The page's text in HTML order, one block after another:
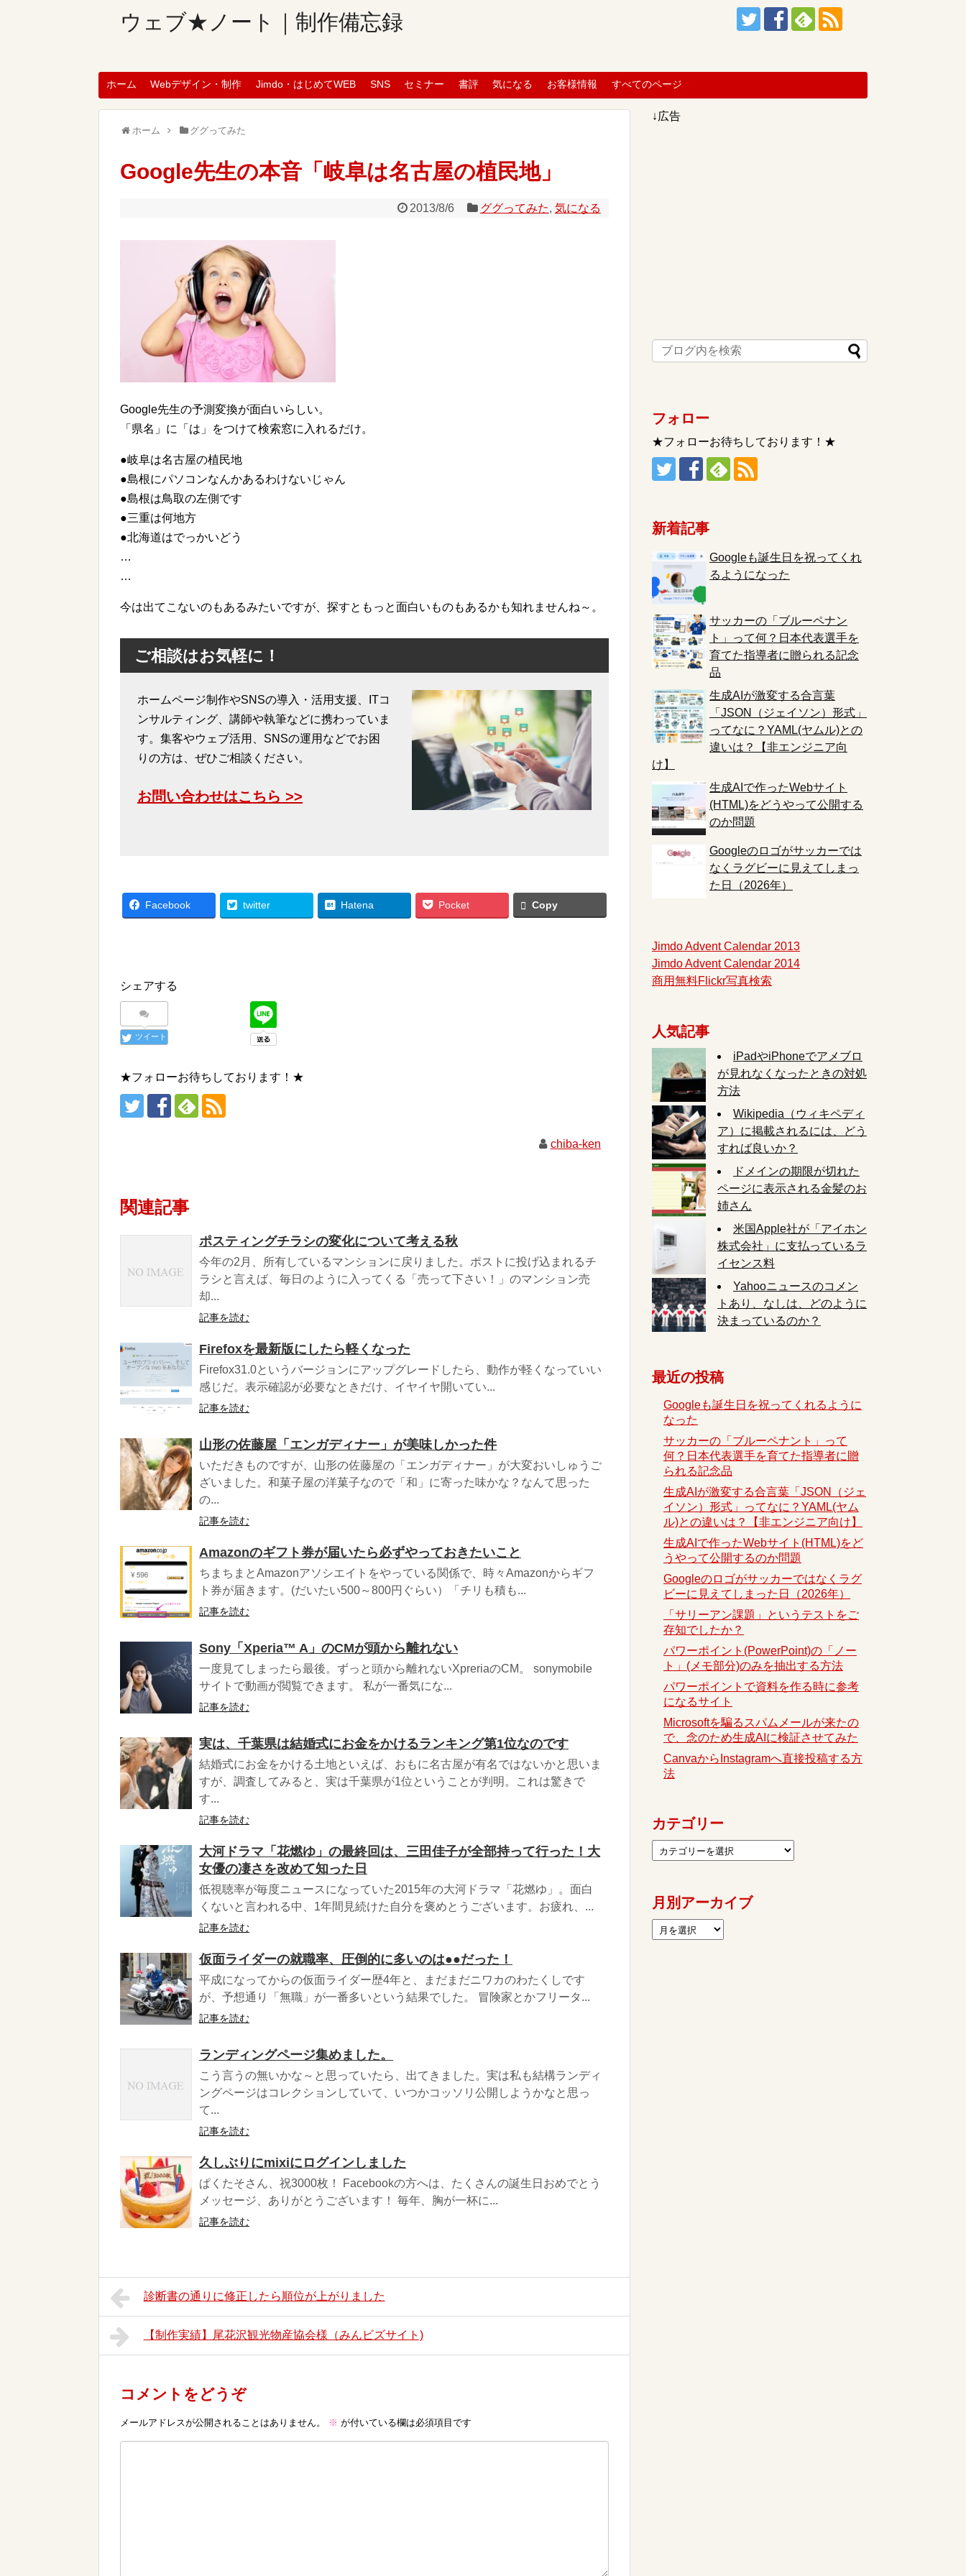
ウェブ★ノート｜制作備忘録
ホーム Webデザイン・制作 Jimdo・はじめてWEB SNS セミナー 書評 気になる お客様情報 すべてのページ
ホーム ググってみた
Google先生の本音「岐阜は名古屋の植民地」
2013/8/6 ググってみた, 気になる
Google先生の予測変換が面白いらしい。
「県名」に「は」をつけて検索窓に入れるだけ。
●岐阜は名古屋の植民地
●島根にパソコンなんかあるわけないじゃん
●島根は鳥取の左側です
●三重は何地方
●北海道はでっかいどう
…
…
今は出てこないのもあるみたいですが、探すともっと面白いものもあるかも知れませんね～。
ご相談はお気軽に！
ホームページ制作やSNSの導入・活用支援、ITコ
ンサルティング、講師や執筆などに携わっていま
す。集客やウェブ活用、SNSの運用などでお困
りの方は、ぜひご相談ください。
お問い合わせはこちら >>
Facebook twitter Hatena Pocket Copy
シェアする
ツイート
★フォローお待ちしております！★
chiba-ken
関連記事
ポスティングチラシの変化について考える秋
今年の2月、所有しているマンションに戻りました。ポストに投げ込まれるチ
ラシと言えば、毎日のように入ってくる「売って下さい！」のマンション売
却...
記事を読む
Firefoxを最新版にしたら軽くなった
Firefox31.0というバージョンにアップグレードしたら、動作が軽くなっていい
感じだ。表示確認が必要なときだけ、イヤイヤ開いてい...
記事を読む
山形の佐藤屋「エンガディナー」が美味しかった件
いただきものですが、山形の佐藤屋の「エンガディナー」が大変おいしゅうご
ざいました。和菓子屋の洋菓子なので「和」に寄った味かな？なんて思った
の...
記事を読む
Amazonのギフト券が届いたら必ずやっておきたいこと
ちまちまとAmazonアソシエイトをやっている関係で、時々Amazonからギフ
ト券が届きます。(だいたい500～800円ぐらい）「チリも積も...
記事を読む
Sony「Xperia™ A」のCMが頭から離れない
一度見てしまったら最後。ずっと頭から離れないXpreriaのCM。 sonymobile
サイトで動画が閲覧できます。 私が一番気にな...
記事を読む
実は、千葉県は結婚式にお金をかけるランキング第1位なのです
結婚式にお金をかける土地といえば、おもに名古屋が有名ではないかと思いま
すが、調査してみると、実は千葉県が1位ということが判明。これは驚きで
す...
記事を読む
大河ドラマ「花燃ゆ」の最終回は、三田佳子が全部持って行った！大
女優の凄さを改めて知った日
低視聴率が毎度ニュースになっていた2015年の大河ドラマ「花燃ゆ」。面白
くないと言われる中、1年間見続けた自分を褒めとうございます。お疲れ、...
記事を読む
仮面ライダーの就職率、圧倒的に多いのは●●だった！
平成になってからの仮面ライダー歴4年と、まだまだニワカのわたくしです
が、予想通り「無職」が一番多いという結果でした。 冒険家とかフリータ...
記事を読む
ランディングページ集めました。
こう言うの無いかな～と思っていたら、出てきました。実は私も結構ランディ
ングページはコレクションしていて、いつかコッソリ公開しようかなと思っ
て...
記事を読む
久しぶりにmixiにログインしました
ぱくたそさん、祝3000枚！ Facebookの方へは、たくさんの誕生日おめでとう
メッセージ、ありがとうございます！ 毎年、胸が一杯に...
記事を読む
診断書の通りに修正したら順位が上がりました
【制作実績】尾花沢観光物産協会様（みんビズサイト)
コメントをどうぞ
メールアドレスが公開されることはありません。 ※ が付いている欄は必須項目です
↓広告
フォロー
★フォローお待ちしております！★
新着記事
Googleも誕生日を祝ってくれ
るようになった
サッカーの「ブルーペナン
ト」って何？日本代表選手を
育てた指導者に贈られる記念
品
生成AIが激変する合言葉
「JSON（ジェイソン）形式」
ってなに？YAML(ヤムル)との
違いは？【非エンジニア向
け】
生成AIで作ったWebサイト
(HTML)をどうやって公開する
のか問題
Googleのロゴがサッカーでは
なくラグビーに見えてしまっ
た日（2026年）
Jimdo Advent Calendar 2013
Jimdo Advent Calendar 2014
商用無料Flickr写真検索
人気記事
iPadやiPhoneでアメブロ
が見れなくなったときの対処
方法
Wikipedia（ウィキペディ
ア）に掲載されるには、どう
すれば良いか？
ドメインの期限が切れた
ページに表示される金髪のお
姉さん
米国Apple社が「アイホン
株式会社」に支払っているラ
イセンス料
Yahooニュースのコメン
トあり、なしは、どのように
決まっているのか？
最近の投稿
Googleも誕生日を祝ってくれるように
なった
サッカーの「ブルーペナント」って
何？日本代表選手を育てた指導者に贈
られる記念品
生成AIが激変する合言葉「JSON（ジェ
イソン）形式」ってなに？YAML(ヤム
ル)との違いは？【非エンジニア向け】
生成AIで作ったWebサイト(HTML)をど
うやって公開するのか問題
Googleのロゴがサッカーではなくラグ
ビーに見えてしまった日（2026年）
「サリーアン課題」というテストをご
存知でしたか？
パワーポイント(PowerPoint)の「ノー
ト」(メモ部分)のみを抽出する方法
パワーポイントで資料を作る時に参考
になるサイト
Microsoftを騙るスパムメールが来たの
で、念のため生成AIに検証させてみた
CanvaからInstagramへ直接投稿する方
法
カテゴリー
月別アーカイブ